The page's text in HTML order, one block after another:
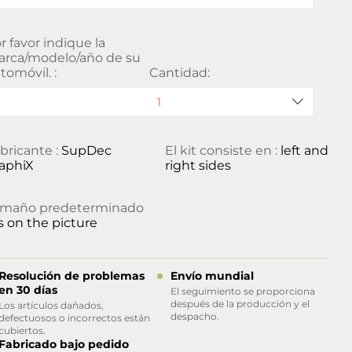
favor indique la
modelo/año de su
:
Cantidad:
: SupDec
El kit consiste en : left and
right sides
predeterminado
on the picture
de problemas
30 días
artículos dañados,
o incorrectos están
Envío mundial
El seguimiento se proporciona
después de la producción y el
despacho.
bajo pedido